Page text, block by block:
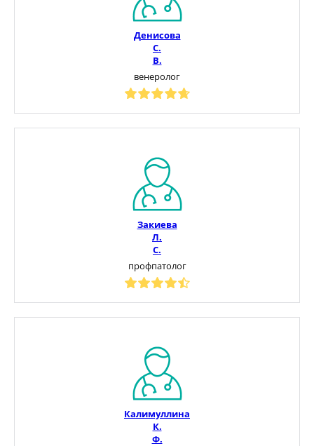
Денисова
С.
В.
венеролог
Закиева
Л.
С.
профпатолог
Калимуллина
К.
Ф.